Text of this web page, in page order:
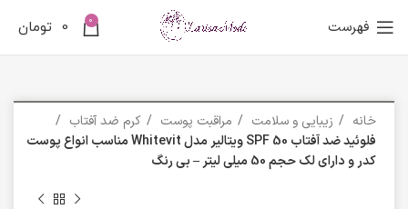
فهرست 0
0 تومان
خانه زیبایی و سلامت مراقبت پوست
کرم ضد آفتاب
فلوئید ضد آفتاب SPF 50 ویتالیر مدل Whitevit مناسب انواع پوست
کدر و دارای لک حجم 50 میلی لیتر – بی رنگ